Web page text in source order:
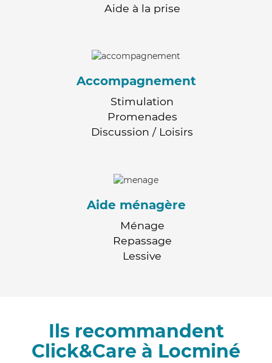
Aide à la prise
Accompagnement
Stimulation
Promenades
Discussion / Loisirs
Aide ménagère
Ménage
Repassage
Lessive
Ils recommandent
Click&Care à Locminé